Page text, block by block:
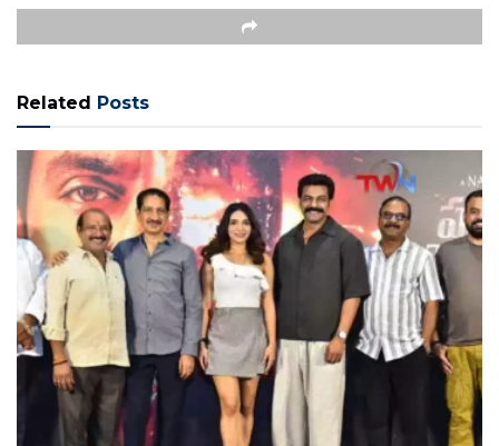
Related Posts